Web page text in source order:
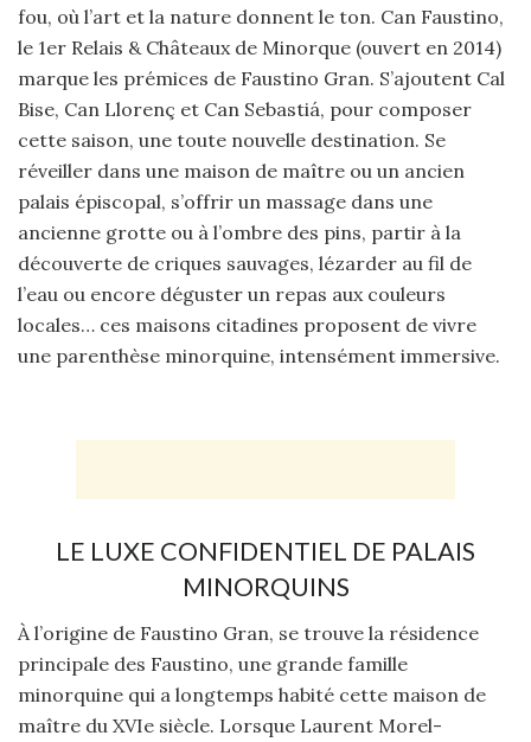
fou, où l’art et la nature donnent le ton. Can Faustino,
le 1er Relais & Châteaux de Minorque (ouvert en 2014)
marque les prémices de Faustino Gran. S’ajoutent Cal
Bise, Can Llorenç et Can Sebastiá, pour composer
cette saison, une toute nouvelle destination. Se
réveiller dans une maison de maître ou un ancien
palais épiscopal, s’offrir un massage dans une
ancienne grotte ou à l’ombre des pins, partir à la
découverte de criques sauvages, lézarder au fil de
l’eau ou encore déguster un repas aux couleurs
locales… ces maisons citadines proposent de vivre
une parenthèse minorquine, intensément immersive.
LE LUXE CONFIDENTIEL DE PALAIS
MINORQUINS
À l’origine de Faustino Gran, se trouve la résidence
principale des Faustino, une grande famille
minorquine qui a longtemps habité cette maison de
maître du XVIe siècle. Lorsque Laurent Morel-